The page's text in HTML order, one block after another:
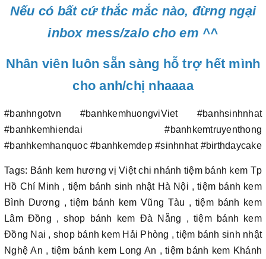
Nếu có bất cứ thắc mắc nào, đừng ngại
inbox mess/zalo cho em ^^
Nhân viên luôn sẵn sàng hỗ trợ hết mình
cho anh/chị nhaaaa
#banhngotvn #banhkemhuongviViet #banhsinhnhat
#banhkemhiendai #banhkemtruyenthong
#banhkemhanquoc #banhkemdep #sinhnhat #birthdaycake
Tags: Bánh kem hương vị Việt chi nhánh tiệm bánh kem Tp
Hồ Chí Minh , tiệm bánh sinh nhật Hà Nội , tiệm bánh kem
Bình Dương , tiệm bánh kem Vũng Tàu , tiệm bánh kem
Lâm Đồng , shop bánh kem Đà Nẵng , tiệm bánh kem
Đồng Nai , shop bánh kem Hải Phòng , tiệm bánh sinh nhật
Nghệ An , tiệm bánh kem Long An , tiệm bánh kem Khánh